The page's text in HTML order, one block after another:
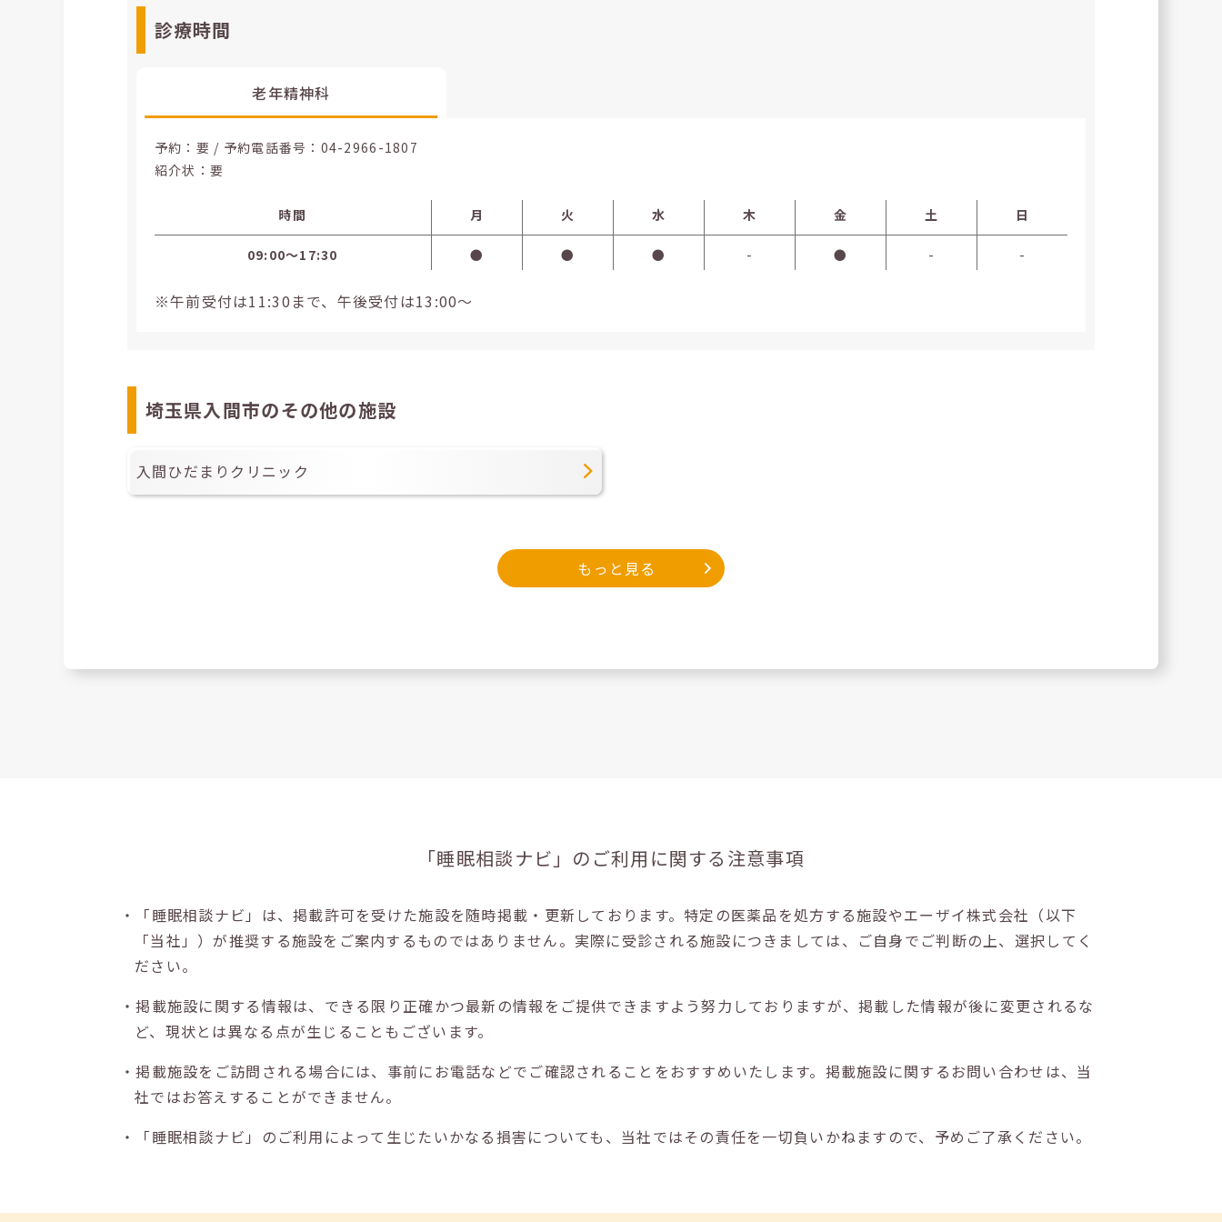
診療時間
老年精神科
予約：要 / 予約電話番号： 04-2966-1807
紹介状：要
時間 月 火 水 木 金 土 日
09:00〜17:30 ● ● ● - ● - -
※午前受付は11:30まで、午後受付は13:00～
埼玉県入間市のその他の施設
入間ひだまりクリニック
もっと見る
「睡眠相談ナビ」の ご利用に関する注意事項
・「睡眠相談ナビ」は、掲載許可を受けた施設を随時掲載・更新しております。特定の医薬品を処方する施設やエーザイ株式会社（以下
「当社」）が推奨する施設をご案内するものではありません。実際に受診される施設につきましては、ご自身でご判断の上、選択してく
ださい。
・掲載施設に関する情報は、できる限り正確かつ最新の情報をご提供できますよう努力しておりますが、掲載した情報が後に変更されるな
ど、現状とは異なる点が生じることもございます。
・掲載施設をご訪問される場合には、事前にお電話などでご確認されることをおすすめいたします。掲載施設に関するお問い合わせは、当
社ではお答えすることができません。
・「睡眠相談ナビ」のご利用によって生じたいかなる損害についても、当社ではその責任を一切負いかねますので、予めご了承ください。